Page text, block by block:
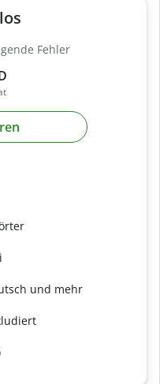
Fehler
und mehr